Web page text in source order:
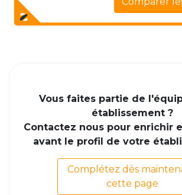
Vous faites partie de
établissement ?
Contactez nous pour enrichir
avant le profil de votre
Complétez dès
cette page